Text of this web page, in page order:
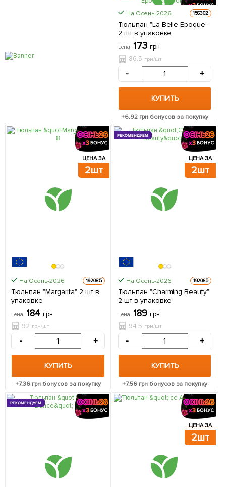
2шт
На Осень-2026 156302
Тюльпан "La Belle Epoque"
2 шт в упаковке
цена 173 грн
86.5 грн/шт
- +
КУПИТЬ
+6.92 грн бонусов за покупку
ЦЕНА ЗА
2шт
На Осень-2026 192085
Тюльпан "Margarita" 2 шт в
упаковке
цена 184 грн
92 грн/шт
- +
КУПИТЬ
+7.36 грн бонусов за покупку
ЦЕНА ЗА
2шт
РЕКОМЕНДУЕМ
На Осень-2026 192065
Тюльпан "Charming Beauty"
2 шт в упаковке
цена 189 грн
94.5 грн/шт
- +
КУПИТЬ
+7.56грн бонусов за покупку
РЕКОМЕНДУЕМ
ЦЕНА ЗА
2шт